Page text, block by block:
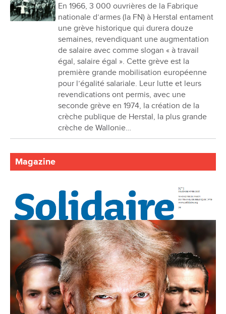
En 1966, 3 000 ouvrières de la Fabrique
nationale d’armes (la FN) à Herstal entament
une grève historique qui durera douze
semaines, revendiquant une augmentation
de salaire avec comme slogan « à travail
égal, salaire égal ». Cette grève est la
première grande mobilisation européenne
pour l’égalité salariale. Leur lutte et leurs
revendications ont permis, avec une
seconde grève en 1974, la création de la
crèche publique de Herstal, la plus grande
crèche de Wallonie…
Magazine